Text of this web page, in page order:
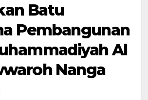
Batu
Pembangunan
Al
Nanga